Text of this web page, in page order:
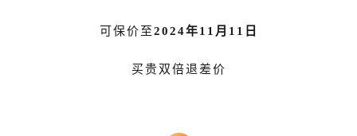
可保价至2024年11月11日
买贵双倍退差价